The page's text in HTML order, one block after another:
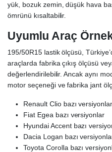
yük, bozuk zemin, düşük hava
ömrünü kısaltabilir.
Uyumlu Araç
195/50R15 lastik ölçüsü,
araçlarda fabrika çıkış ölçüsü
değerlendirilebilir. Ancak aynı
motor seçeneği ve fabrika jant
Renault Clio bazı versiyonlar
Fiat Egea bazı versiyonlar
Hyundai Accent bazı
Dacia Logan bazı
Toyota Corolla bazı